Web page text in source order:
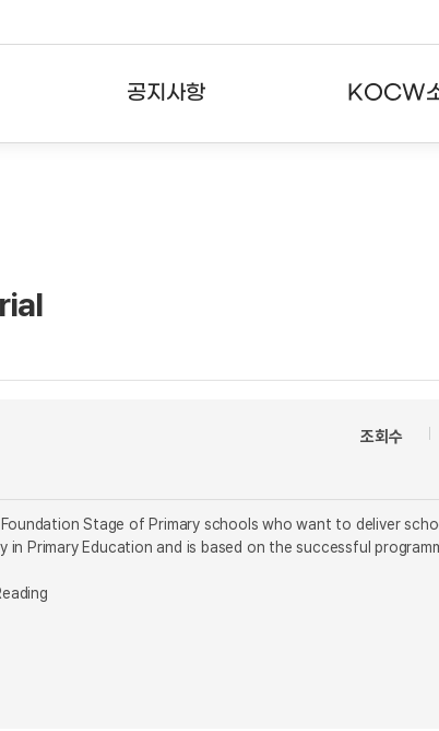
공지사항 KOCW
조회수
Stage of Primary schools who want to deliver
Primary Education and is based on the successful